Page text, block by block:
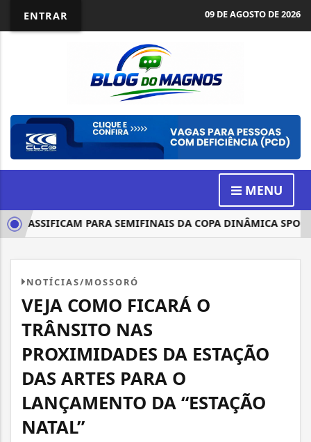
ENTRAR 09 DE AGOSTO DE 2026
MENU
PARA SEMIFINAIS DA COPA DINÂMICA SPORTS...
NOTÍCIAS/MOSSORÓ
VEJA COMO FICARÁ O
TRÂNSITO NAS
PROXIMIDADES DA ESTAÇÃO
DAS ARTES PARA O
LANÇAMENTO DA “ESTAÇÃO
NATAL”